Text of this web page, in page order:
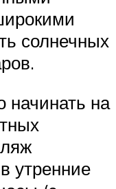
солнечных
начинать на
утренние